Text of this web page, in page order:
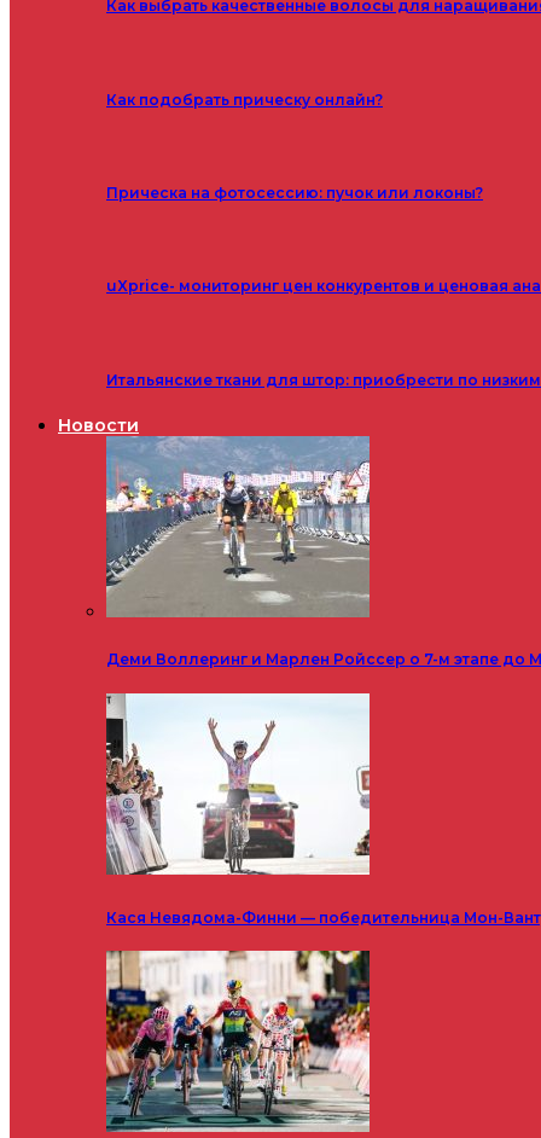
Как выбрать качественные волосы для
Как подобрать прическу онлайн?
Прическа на фотосессию: пучок или локоны?
uXprice- мониторинг цен конкурентов и ценовая
Итальянские ткани для штор: приобрести по
Новости
Деми Воллеринг и Марлен Ройссер о 7-м этапе до
Кася Невядома-Финни — победительница Мон-